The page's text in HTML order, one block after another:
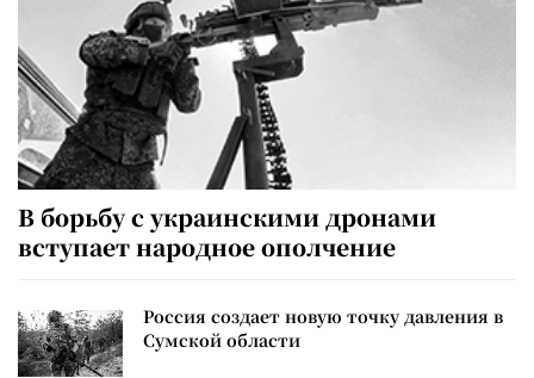
В борьбу с украинскими дронами
вступает народное ополчение
Россия создает новую точку давления в
Сумской области